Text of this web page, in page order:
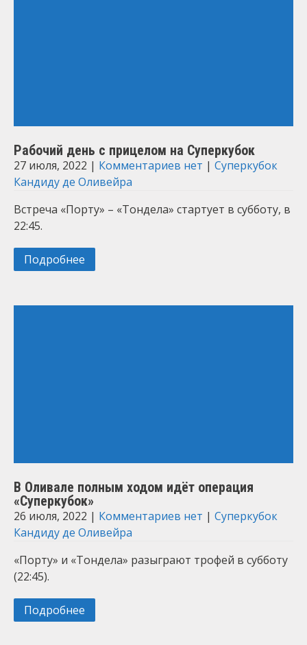
Рабочий день с прицелом на Суперкубок
27 июля, 2022 | Комментариев нет | Суперкубок
Кандиду де Оливейра
Встреча «Порту» – «Тондела» стартует в субботу, в
22:45.
Подробнее
В Оливале полным ходом идёт операция
«Суперкубок»
26 июля, 2022 | Комментариев нет | Суперкубок
Кандиду де Оливейра
«Порту» и «Тондела» разыграют трофей в субботу
(22:45).
Подробнее